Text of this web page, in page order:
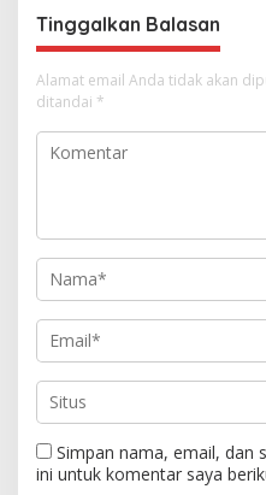
Tinggalkan Balasan
Alamat email Anda tidak akan
ditandai *
Simpan nama, email, dan
ini untuk komentar saya